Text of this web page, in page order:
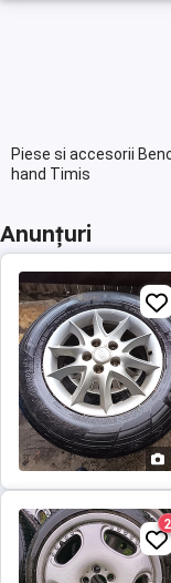
Piese si accesorii
hand Timis
Anunțuri
2